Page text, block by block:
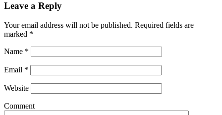
Leave a Reply
Your email address will not be published. Required fields are
marked *
Name *
Email *
Website
Comment